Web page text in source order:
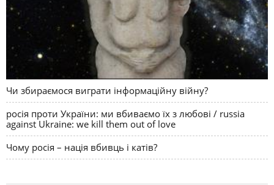
Чи збираємося виграти інформаційну війну?
росія проти України: ми вбиваємо їх з любові / russia
against Ukraine: we kill them out of love
Чому росія – нація вбивць і катів?